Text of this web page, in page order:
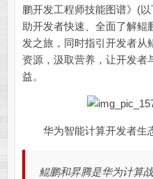
鹏开发工程师技能图谱》(
助开发者快速、全面了解鲲
发之旅，同时指引开发者从
资源，汲取营养，让开发者
益。
华为智能计算开发者生
鲲鹏和昇腾是华为计算